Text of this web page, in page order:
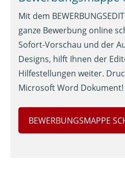
Mit dem
ganze Bewerbung online
Sofort-Vorschau und der
Designs, hilft Ihnen der
Hilfestellungen weiter.
Microsoft Word Dokument!
BEWERBUNGSMAPPE